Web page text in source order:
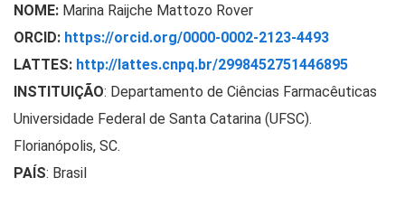
NOME: Marina Raijche Mattozo Rover
ORCID: https://orcid.org/0000-0002-2123-4493
LATTES: http://lattes.cnpq.br/2998452751446895
INSTITUIÇÃO: Departamento de Ciências Farmacêuticas
Universidade Federal de Santa Catarina (UFSC).
Florianópolis, SC.
PAÍS: Brasil